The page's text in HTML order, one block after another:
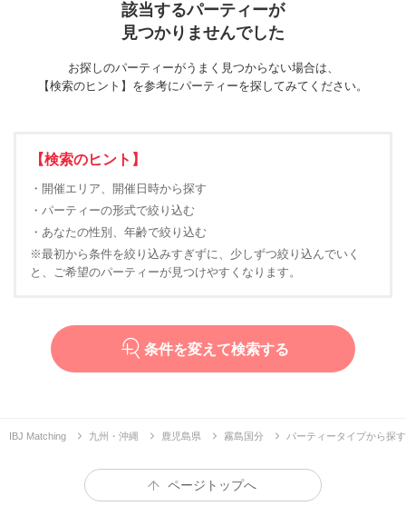
該当するパーティーが
見つかりませんでした
お探しのパーティーがうまく見つからない場合は、
【検索のヒント】を参考にパーティーを探してみてください。
【検索のヒント】
・開催エリア、開催日時から探す
・パーティーの形式で絞り込む
・あなたの性別、年齢で絞り込む
※最初から条件を絞り込みすぎずに、少しずつ絞り込んでいく
と、ご希望のパーティーが見つけやすくなります。
条件を変えて検索する
IBJ Matching 九州・沖縄 鹿児島県 霧島国分 パーティータイプから探す
ページトップへ